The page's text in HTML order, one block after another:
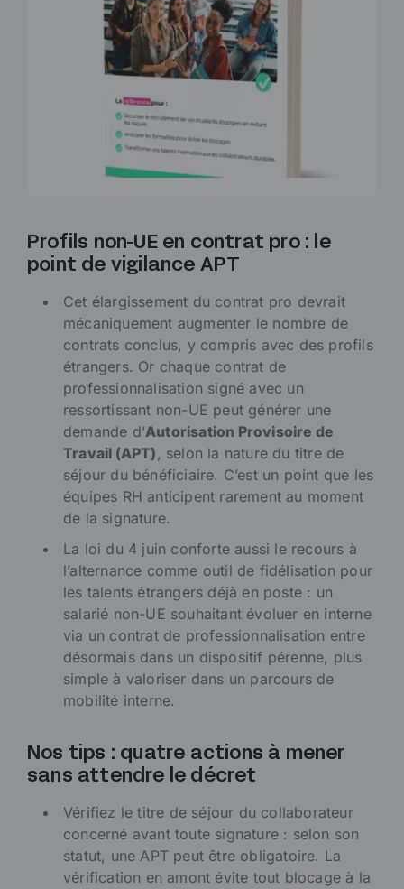
Profils non-UE en contrat pro : le
point de vigilance APT
Cet élargissement du contrat pro devrait
mécaniquement augmenter le nombre de
contrats conclus, y compris avec des profils
étrangers. Or chaque contrat de
professionnalisation signé avec un
ressortissant non-UE peut générer une
demande d’Autorisation Provisoire de
Travail (APT), selon la nature du titre de
séjour du bénéficiaire. C’est un point que les
équipes RH anticipent rarement au moment
de la signature.
La loi du 4 juin conforte aussi le recours à
l’alternance comme outil de fidélisation pour
les talents étrangers déjà en poste : un
salarié non-UE souhaitant évoluer en interne
via un contrat de professionnalisation entre
désormais dans un dispositif pérenne, plus
simple à valoriser dans un parcours de
mobilité interne.
Nos tips : quatre actions à mener
sans attendre le décret
Vérifiez le titre de séjour du collaborateur
concerné avant toute signature : selon son
statut, une APT peut être obligatoire. La
vérification en amont évite tout blocage à la